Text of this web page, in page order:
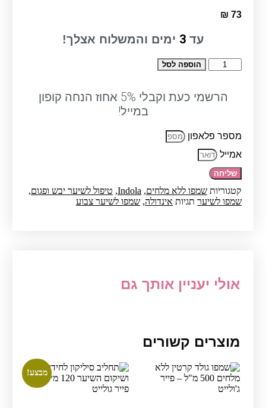
₪ 73
עד 3 ימים והמשלוח אצלך!
כמות
של
"קולור"
מ"ל-אינדולה
הוספה לסל
הרשמי כעת וקבלי 5% אחוז הנחה קופון
במייל!
מספר פלאפון
אמייל
שליחה
קטגוריות שמפו ללא מלחים,
Indola
, טיפול לשיער יבש ופגום,
שמפו לשיער תגיות אינדולה, שמפו לשיער צבוע
אולי יעניין אותך גם
מוצרים קשורים
מבצע!